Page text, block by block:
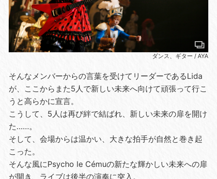
ダンス、ギター / AYA
そんなメンバーからの言葉を受けてリーダーであるLida
が、ここからまた5人で新しい未来へ向けて頑張って行こ
うと高らかに宣言。
こうして、5人は再び絆で結ばれ、新しい未来の扉を開け
た……。
そして、会場からは温かい、大きな拍手が自然と巻き起
こった。
そんな風にPsycho le Cémuの新たな輝かしい未来への扉
が開き、ライブは後半の演奏に突入。